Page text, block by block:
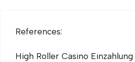
References:
High Roller Casino Einzahlung